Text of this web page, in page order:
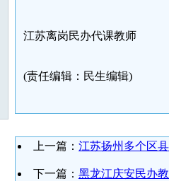
江苏离岗民办代课教师
(责任编辑：民生编辑)
上一篇： 江苏扬州多个区
下一篇： 黑龙江庆安民办